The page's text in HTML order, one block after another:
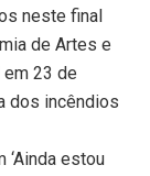
neste final
de Artes e
23 de
dos incêndios
‘Ainda estou